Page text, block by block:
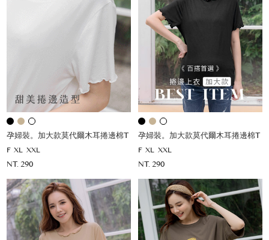
孕婦裝。加大款莫代爾木耳捲邊棉T
F XL XXL
NT. 290
孕婦裝。加大款莫代爾木耳捲邊棉T
F XL XXL
NT. 290